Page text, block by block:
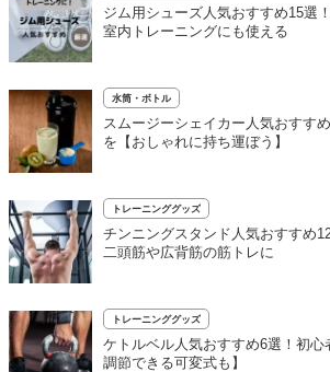
ジム用シューズ人気おすすめ15選
室内トレーニングにも使える
水筒・ボトル
スムージーシェイカー人気おすす
を【おしゃれに持ち運ぼう】
トレーニンググッズ
チンニングスタンド人気おすすめ
二頭筋や広背筋の筋トレに
トレーニンググッズ
ケトルベル人気おすすめ6選！初心
調節できる可変式も】